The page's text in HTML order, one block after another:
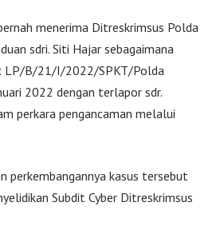
menerima Ditreskrimsus Polda
sdri. Siti Hajar sebagaimana
LP/B/21/I/2022/SPKT/Polda
2022 dengan terlapor sdr.
perkara pengancaman melalui
perkembangannya kasus tersebut
Subdit Cyber Ditreskrimsus